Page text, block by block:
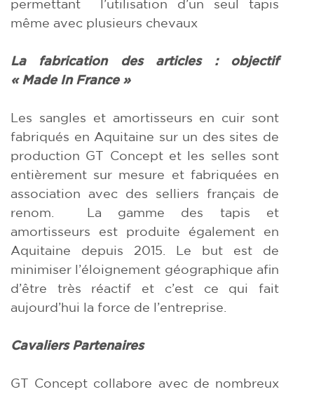
permettant l’utilisation d’un seul tapis
même avec plusieurs chevaux
La fabrication des articles : objectif
« Made In France »
Les sangles et amortisseurs en cuir sont
fabriqués en Aquitaine sur un des sites de
production GT Concept et les selles sont
entièrement sur mesure et fabriquées en
association avec des selliers français de
renom. La gamme des tapis et
amortisseurs est produite également en
Aquitaine depuis 2015. Le but est de
minimiser l’éloignement géographique afin
d’être très réactif et c’est ce qui fait
aujourd’hui la force de l’entreprise.
Cavaliers Partenaires
GT Concept collabore avec de nombreux